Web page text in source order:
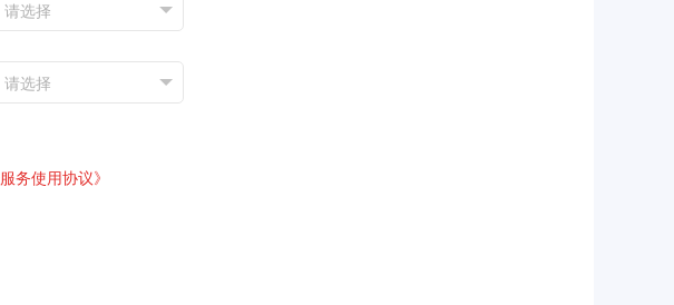
务使用协议》